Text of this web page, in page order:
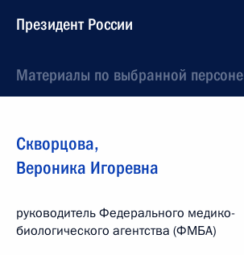
Президент России
Материалы по выбранной персоне
Скворцова,
Вероника Игоревна
руководитель Федерального медико-
биологического агентства (ФМБА)